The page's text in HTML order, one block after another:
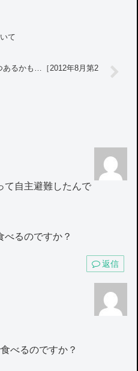
て
あるかも…［2012年8月第2
て自主避難したんで
べるのですか？
返信
べるのですか？